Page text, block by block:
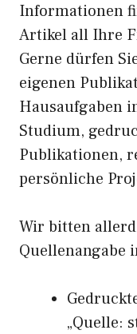
Informationen
Artikel all Ihre
Gerne dürfen
eigenen
Hausaufgaben
Studium,
Publikationen,
persönliche
Wir bitten
Quellenangabe
„Quelle: